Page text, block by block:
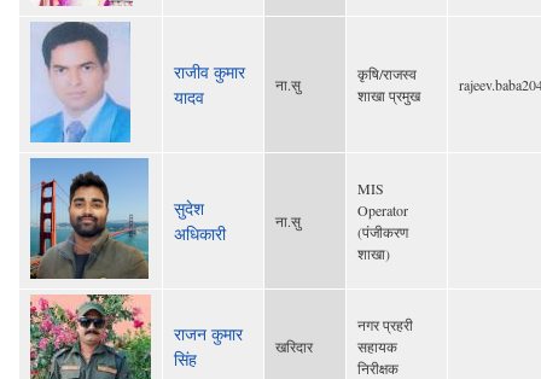
राजीव कुमार
यादव
ना.सु
कृषि/राजस्व
शाखा प्रमुख
सुदेश
अधिकारी
ना.सु
MIS
Operator
(पंजीकरण
शाखा)
राजन कुमार
सिंह
खरिदार
नगर प्रहरी
सहायक
निरीक्षक